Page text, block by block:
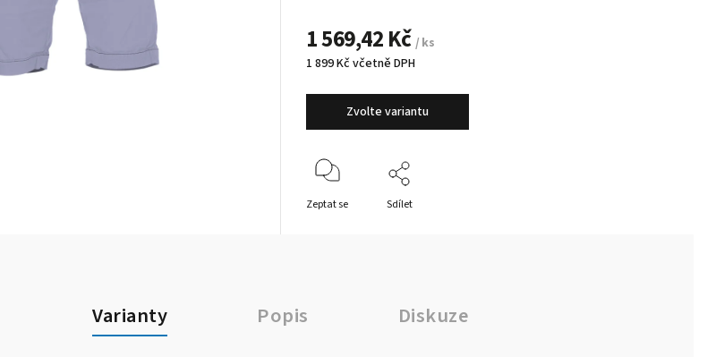
1 569,42 Kč/ ks
1 899 Kč včetně DPH
Zvolte variantu
Zeptat se Sdílet
Varianty Popis Diskuze